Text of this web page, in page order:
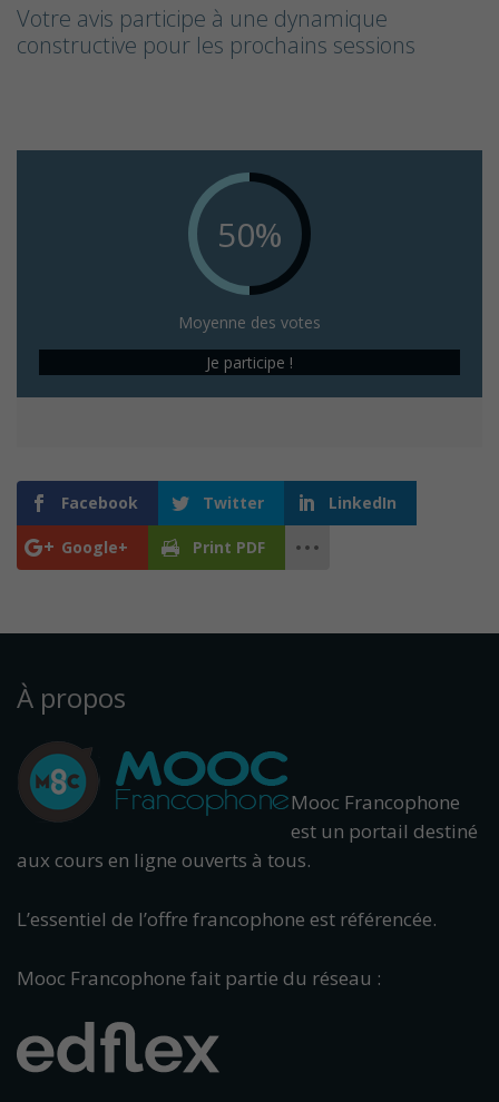
Votre avis participe à une dynamique
constructive pour les prochains sessions
50%
Moyenne des votes
Je participe !
Facebook Twitter LinkedIn
Google+ Print PDF
À propos
Mooc Francophone
est un portail destiné
aux cours en ligne ouverts à tous.
L’essentiel de l’offre francophone est référencée.
Mooc Francophone fait partie du réseau :